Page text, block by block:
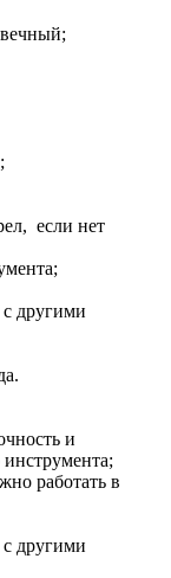
если нет
с другими
и
работать в
с другими